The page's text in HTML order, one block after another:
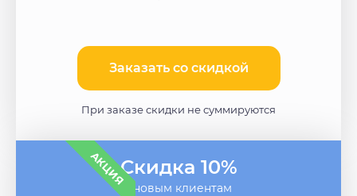
Заказать со скидкой
При заказе скидки не суммируются
АКЦИЯСкидка 10%
- новым клиентам